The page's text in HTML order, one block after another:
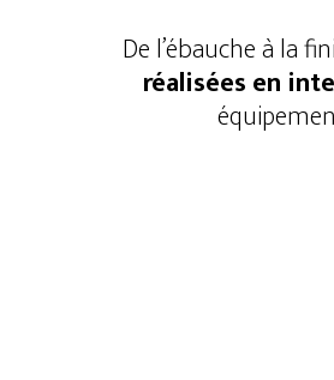
De l’ébauche à la
réalisées en